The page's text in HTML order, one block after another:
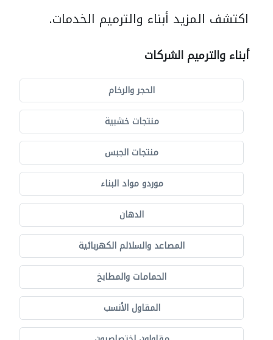
اكتشف المزيد أبناء والترميم الخدمات.
أبناء والترميم الشركات
الحجر والرخام
منتجات خشبية
منتجات الجبس
موردو مواد البناء
الدهان
المصاعد والسلالم الكهربائية
الحمامات والمطابخ
المقاول الأنسب